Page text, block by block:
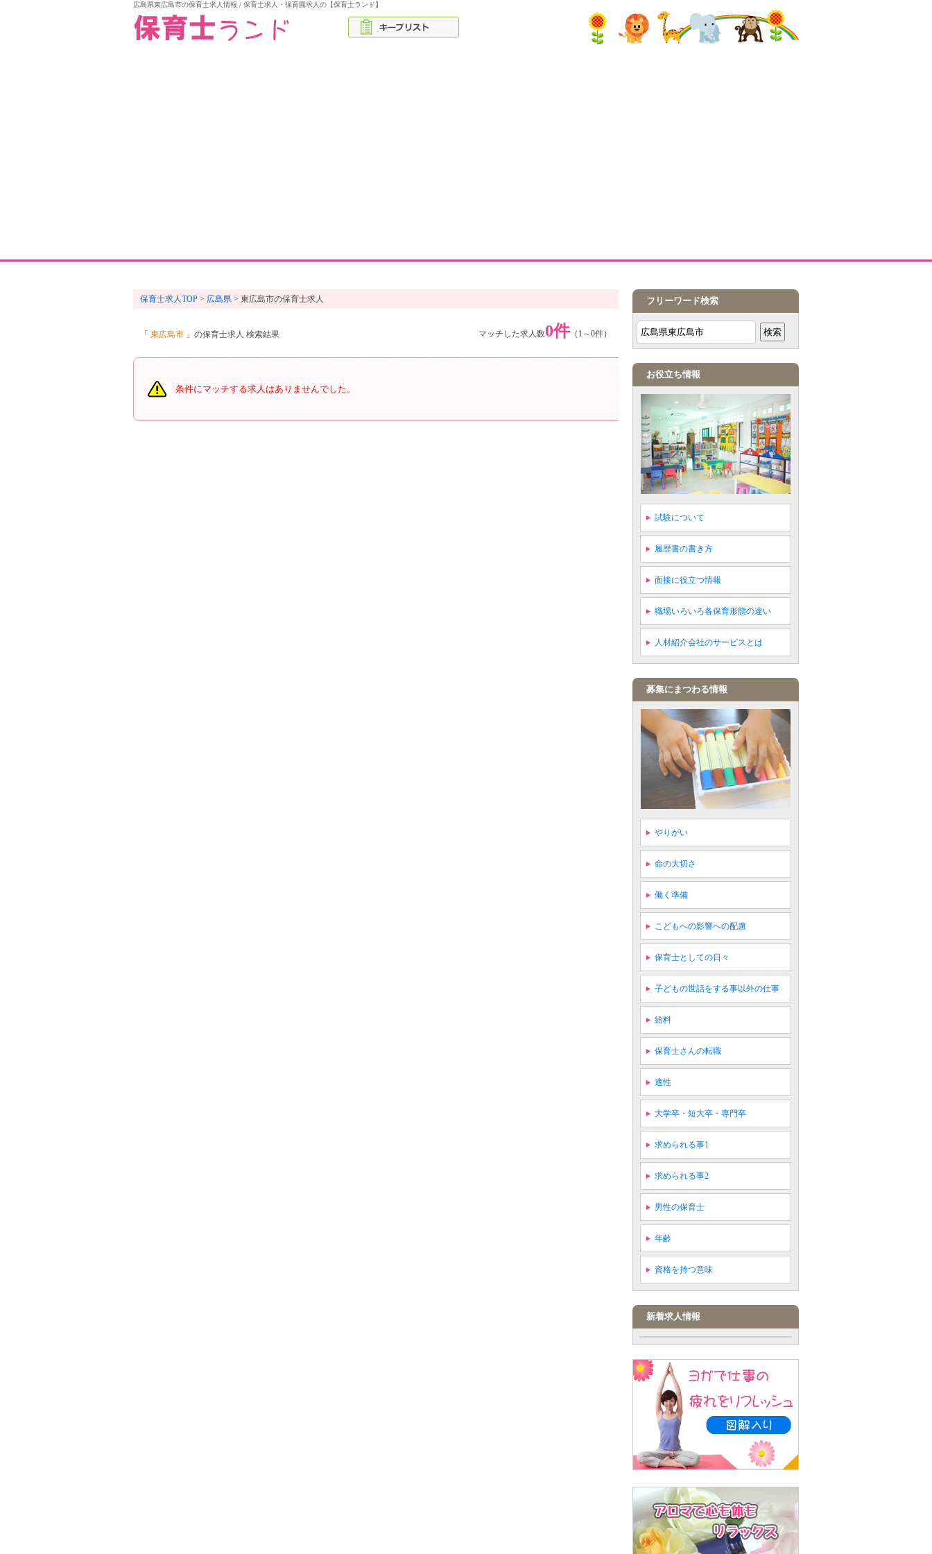
広島県東広島市の保育士求人情報 / 保育士求人・保育園求人の【保育士ランド】
保育士求人TOP 広島県 東広島市の保育士求人
東広島市 の保育士求人 検索結果 マッチした求人数0件（1～0件）
条件にマッチする求人はありませんでした。
フリーワード検索
お役立ち情報
試験について
履歴書の書き方
面接に役立つ情報
職場いろいろ各保育形態の違い
人材紹介会社のサービスとは
募集にまつわる情報
やりがい
命の大切さ
働く準備
こどもへの影響への配慮
保育士としての日々
子どもの世話をする事以外の仕事
給料
保育士さんの転職
適性
大学卒・短大卒・専門卒
求められる事1
求められる事2
男性の保育士
年齢
資格を持つ意味
新着求人情報